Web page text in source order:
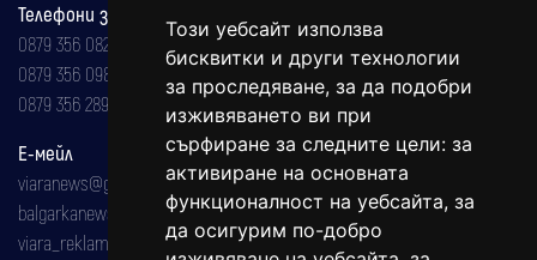
Този уебсайт използва
бисквитки и други технологии
за проследяване, за да подобри
изживяването ви при
сърфиране за следните цели: за
активиране на основната
функционалност на уебсайта, за
да осигурим по-добро
Телефони за реклама и абонаменти
0879 356 082
0879 356 098
0879 356 289
Е-мейл
viaranews@gmail.com
balgarkanews@gmail.com
viara_reklama@mail.bg